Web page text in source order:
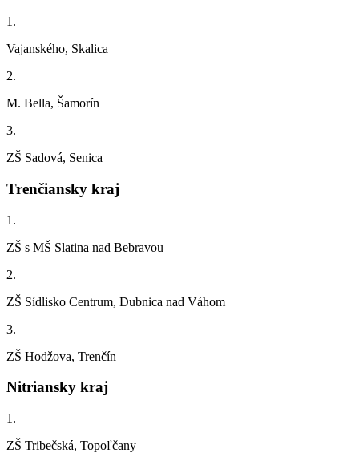
1.
Vajanského, Skalica
2.
M. Bella, Šamorín
3.
ZŠ Sadová, Senica
Trenčiansky kraj
1.
ZŠ s MŠ Slatina nad Bebravou
2.
ZŠ Sídlisko Centrum, Dubnica nad Váhom
3.
ZŠ Hodžova, Trenčín
Nitriansky kraj
1.
ZŠ Tribečská, Topoľčany